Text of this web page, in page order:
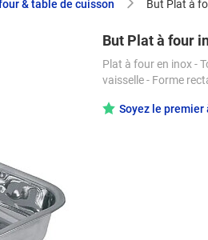
& table de cuisson But Plat à
But Plat à four
Plat à four en inox -
vaisselle - Forme
Soyez le premier